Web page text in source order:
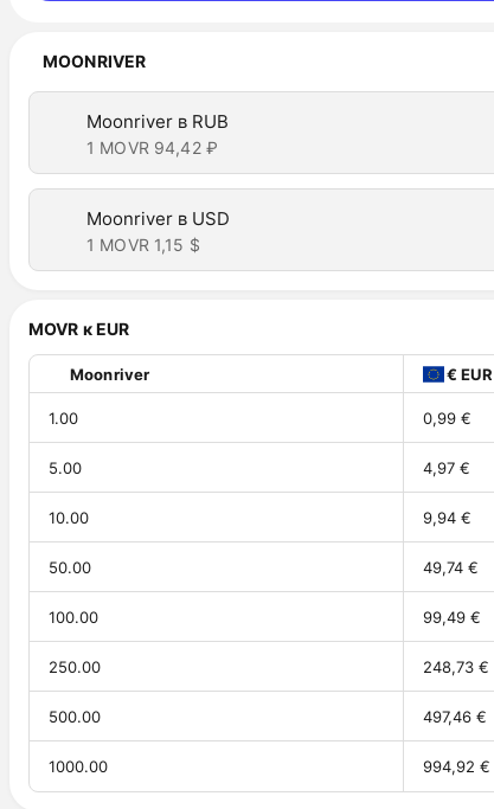
MOONRIVER
Moonriver в RUB
1 MOVR 94,42 ₽
Moonriver в USD
1 MOVR 1,15 $
MOVR к EUR
Moonriver € EUR
1.00 0,99 €
5.00 4,97 €
10.00 9,94 €
50.00 49,74 €
100.00 99,49 €
250.00 248,73 €
500.00 497,46 €
1000.00 994,92 €